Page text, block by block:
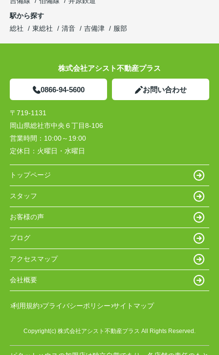
駅から探す
総社
東総社 清音 吉備津 服部
株式会社アシスト不動産プラス
0866-94-5600 お問い合わせ
〒719-1131
岡山県総社市中央６丁目8-106
営業時間： 10:00～19:00
定休日： 火曜日・水曜日
トップページ
スタッフ
お客様の声
ブログ
アクセスマップ
会社概要
利用規約 プライバシーポリシー サイトマップ
Copyright(c) 株式会社アシスト不動産プラス All Rights Reserved.